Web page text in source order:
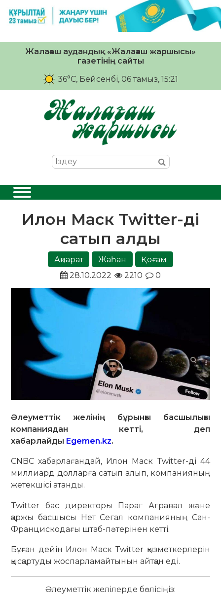
Жалағаш аудандық «Жалағаш жаршысы»
газетінің сайты
36°C, Бейсенбі, 06 тамыз, 15:21
Илон Маск Twitter-ді
сатып алды
Ақпарат Жаһан
Қоғам
28.10.2022
2210 0
Әлеуметтік желінің бұрынғы басшылығы
компаниядан кетті, деп
хабарлайды Egemen.kz.
CNBC хабарлағандай, Илон Маск Twitter-ді 44
миллиард долларға сатып алып, компанияның
жетекшісі атанды.
Twitter бас директоры Параг Агравал және
қаржы басшысы Нет Сегал компанияның Сан-
Францискодағы штаб-пәтерінен кетті.
Бұған дейін Илон Маск Twitter қызметкерлерін
қысқартуды жоспарламайтынын айтқан еді.
Әлеуметтік желілерде бөлісіңіз: